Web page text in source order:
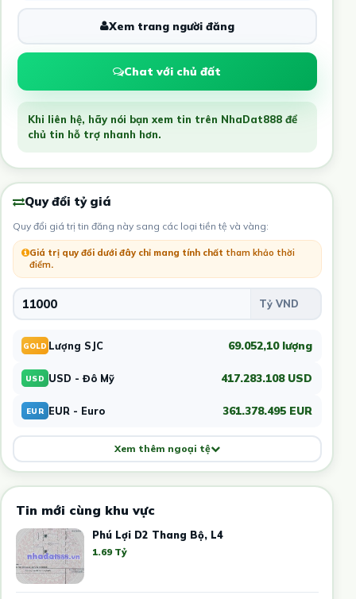
Xem trang người đăng
Chat với chủ đất
Khi liên hệ, hãy nói bạn xem tin trên NhaDat888 để
chủ tin hỗ trợ nhanh hơn.
Quy đổi tỷ giá
Quy đổi giá trị tin đăng này sang các loại tiền tệ và vàng:
Giá trị quy đổi dưới đây chỉ mang tính chất tham khảo thời
điểm.
GOLD Lượng SJC 69.052,10 lượng
USD USD - Đô Mỹ 417.283.108 USD
EUR EUR - Euro 361.378.495 EUR
Xem thêm ngoại tệ
Tin mới cùng khu vực
Phú Lợi D2 Thang Bộ, L4
1.69 Tỷ